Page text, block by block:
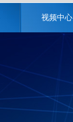
视频中心